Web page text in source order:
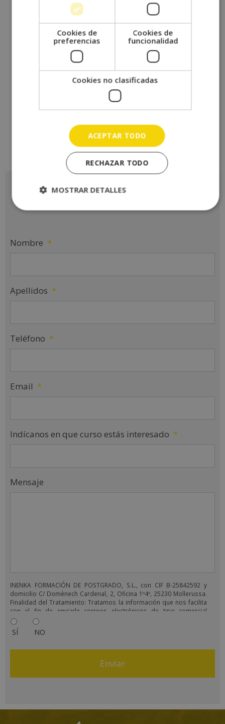
RENDIMIENTO + COACHING
DEPORTIVO
Infórmate sobre el MBA para la gestión de
clubes de futbol.
595,00€
Solicita más información
Nombre *
Apellidos *
Teléfono *
Email *
Indícanos en que curso estás interesado *
Mensaje
INENKA FORMACIÓN DE POSTGRADO, S.L., con CIF B-25842592 y
domicilio C/ Domènech Cardenal, 2, Oficina 1º4º, 25230 Mollerussa.
Finalidad del Tratamiento: Tratamos la información que nos facilita
con el fin de enviarle correos electrónicos de tipo comercial
relacionado con los productos ofrecidos y otros tipo de productos
que fueran de su interés. Legitimación del tratamiento:
Consentimiento del interesado. Derechos: Puede ejercitar sus
consulte nuestra Política de Privacidad. Desea recibir información
SÍ NO
l
Cookies de
preferencias
Cookies de
funcionalidad
Cookies no clasificadas
ACEPTAR TODO
RECHAZAR TODO
MOSTRAR DETALLES